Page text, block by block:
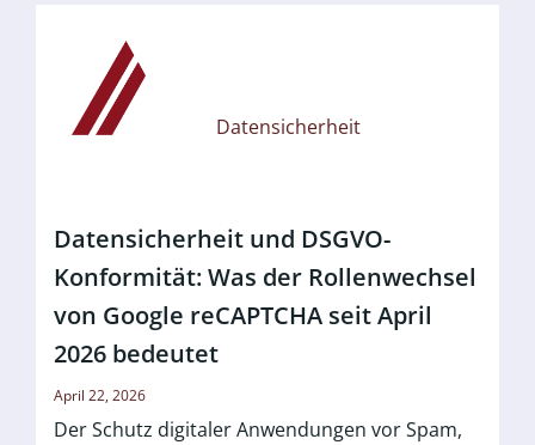
Datensicherheit
Datensicherheit und DSGVO-
Konformität: Was der Rollenwechsel
von Google reCAPTCHA seit April
2026 bedeutet
April 22, 2026
Der Schutz digitaler Anwendungen vor Spam,